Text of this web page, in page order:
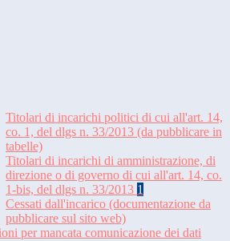
Titolari di incarichi politici di cui all'art. 14,
co. 1, del dlgs n. 33/2013 (da pubblicare in
tabelle)
Titolari di incarichi di amministrazione, di
direzione o di governo di cui all'art. 14, co.
1-bis, del dlgs n. 33/2013 1
Cessati dall'incarico (documentazione da
pubblicare sul sito web)
per mancata comunicazione dei dati